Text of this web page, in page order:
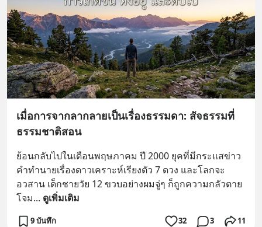
เมื่อการจากลากลายเป็นเรื่องธรรมดา: สัจธรรมที่
ธรรมชาติสอน
ย้อนกลับไปในเดือนพฤษภาคม ปี 2000 ยุคที่มีกระแสข่าว
คำทำนายเรื่องดาวเคราะห์เรียงตัว 7 ดวง และโลกจะ
อวสาน เด็กชายวัย 12 ขวบอย่างผมจู่ๆ ก็ถูกความกลัวตาย
โจม... ดูเพิ่มเติม
9 บันทึก 32 3 11